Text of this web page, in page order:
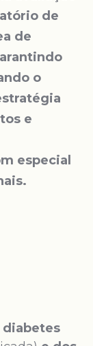
de
de
o
e
especial
diabetes